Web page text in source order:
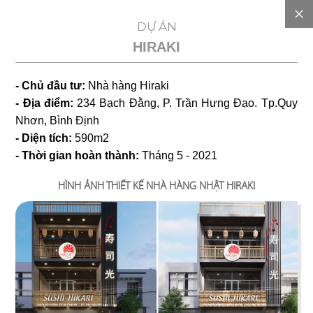
DỰ ÁN
HIRAKI
- Chủ đầu tư: Nhà hàng Hiraki
- Địa điểm: 234 Bạch Đằng, P. Trần Hưng Đạo. Tp.Quy
Nhơn, Bình Định
- Diện tích:590m2
- Thời gian hoàn thành:Tháng 5 - 2021
HÌNH ẢNH THIẾT KẾ NHÀ HÀNG NHẬT HIRAKI
GIỚI
THIỆU
TOÁN
PHÍ
DỰ